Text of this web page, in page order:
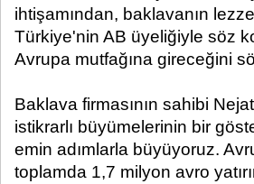
ihtişamından, baklavanın
Türkiye'nin AB üyeliğiyle söz
Avrupa mutfağına gireceğini
Baklava firmasının sahibi
istikrarlı büyümelerinin bir
emin adımlarla büyüyoruz.
toplamda 1,7 milyon avro